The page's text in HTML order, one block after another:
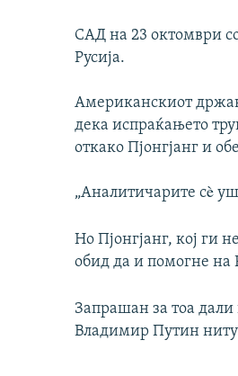
САД на 23 октомври
Русија.
Американскиот
дека испраќањето
откако Пјонгјанг и
„Аналитичарите сè
Но Пјонгјанг, кој ги
обид да и помогне на
Запрашан за тоа дали
Владимир Путин ниту